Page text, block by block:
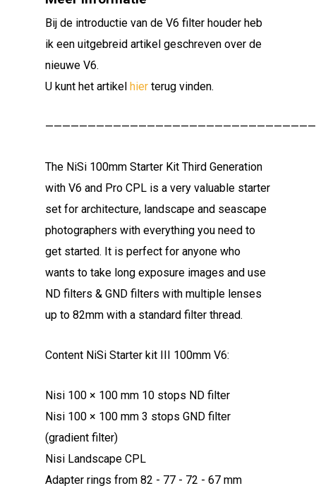
Bij de introductie van de V6 filter houder heb
ik een uitgebreid artikel geschreven over de
nieuwe V6.
U kunt het artikel hier terug vinden.
The NiSi 100mm Starter Kit Third Generation
with V6 and Pro CPL is a very valuable starter
set for architecture, landscape and seascape
photographers with everything you need to
get started. It is perfect for anyone who
wants to take long exposure images and use
ND filters & GND filters with multiple lenses
up to 82mm with a standard filter thread.
Content NiSi Starter kit III 100mm V6:
Nisi 100 × 100 mm 10 stops ND filter
Nisi 100 × 100 mm 3 stops GND filter
(gradient filter)
Nisi Landscape CPL
Adapter rings from 82 - 77 - 72 - 67 mm